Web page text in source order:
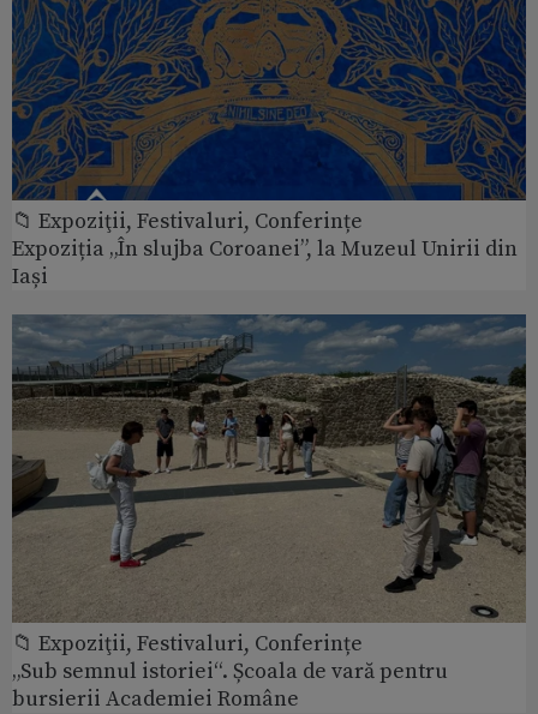
📁 Expoziţii, Festivaluri, Conferințe
Expoziția „În slujba Coroanei”, la Muzeul Unirii din
Iași
📁 Expoziţii, Festivaluri, Conferințe
„Sub semnul istoriei“. Școala de vară pentru
bursierii Academiei Române